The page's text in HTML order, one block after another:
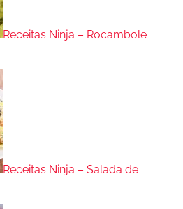
Receitas Ninja – Rocambole
Receitas Ninja – Salada de